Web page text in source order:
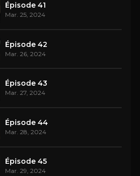
Épisode 41
Mar. 25, 2024
Épisode 42
Mar. 26, 2024
Épisode 43
Mar. 27, 2024
Épisode 44
Mar. 28, 2024
Épisode 45
Mar. 29, 2024